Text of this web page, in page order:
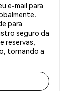
e-mail para
para
seguro da
reservas,
tornando a